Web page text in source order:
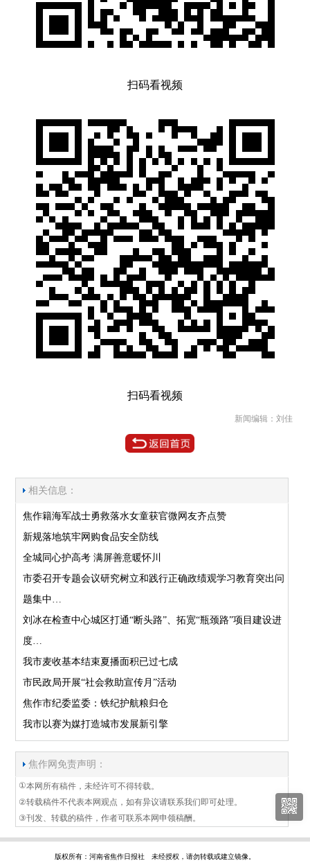
扫码看视频
扫码看视频
新闻编辑：刘佳
相关信息：
焦作籍海军战士勇救落水女童获官微网友齐点赞
新规落地筑牢网购食品安全防线
全城同心护高考 满屏善意暖怀川
市委召开专题会议研究树立和践行正确政绩观学习教育突出问
题集中…
刘冰在检查中心城区打通“断头路”、拓宽“瓶颈路”项目建设进
度…
我市麦收基本结束夏播面积已过七成
市民政局开展“社会救助宣传月”活动
焦作市纪委监委：铁纪护航粮归仓
我市以赛为媒打造城市发展新引擎
焦作网免责声明：
①本网所有稿件，未经许可不得转载。
②转载稿件不代表本网观点，如有异议请联系我们即可处理。
③刊发、转载的稿件，作者可联系本网申领稿酬。
版权所有：河南省焦作日报社 未经授权，请勿转载或建立镜像。